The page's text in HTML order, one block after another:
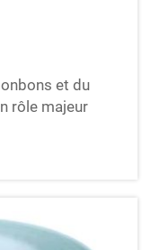
et du
rôle majeur
confiseries
Toutefois,
Certains sont